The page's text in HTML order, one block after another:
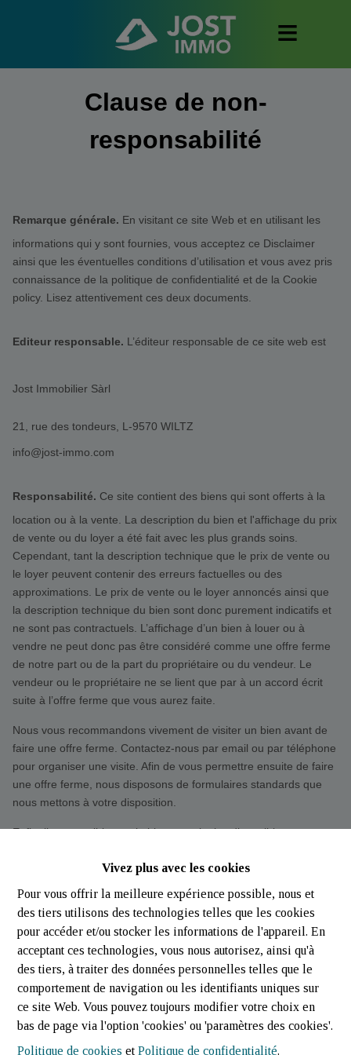
Vivez plus avec les cookies
Pour vous offrir la meilleure expérience possible, nous et
des tiers utilisons des technologies telles que les cookies
pour accéder et/ou stocker les informations de l'appareil. En
acceptant ces technologies, vous nous autorisez, ainsi qu'à
des tiers, à traiter des données personnelles telles que le
comportement de navigation ou les identifiants uniques sur
ce site Web. Vous pouvez toujours modifier votre choix en
bas de page via l'option 'cookies' ou 'paramètres des cookies'.
Politique de cookies etPolitique de confidentialité.
Clause de non-
responsabilité
Remarque générale. En visitant ce site Web et en utilisant les
informations qui y sont fournies, vous acceptez ce Disclaimer
ainsi que les éventuelles conditions d’utilisation et vous avez pris
connaissance de la politique de confidentialité et de la Cookie
policy. Lisez attentivement ces deux documents.
Editeur responsable. L’éditeur responsable de ce site web est
Jost Immobilier Sàrl
21, rue des tondeurs, L-9570 WILTZ
info@jost-immo.com
Responsabilité. Ce site contient des biens qui sont offerts à la
location ou à la vente. La description du bien et l'affichage du prix
de vente ou du loyer a été fait avec les plus grands soins.
Cependant, tant la description technique que le prix de vente ou
le loyer peuvent contenir des erreurs factuelles ou des
approximations. Le prix de vente ou le loyer annoncés ainsi que
la description technique du bien sont donc purement indicatifs et
ne sont pas contractuels. L’affichage d’un bien à louer ou à
vendre ne peut donc pas être considéré comme une offre ferme
de notre part ou de la part du propriétaire ou du vendeur. Le
vendeur ou le propriétaire ne se lient que par à un accord écrit
suite à l’offre ferme que vous aurez faite.
Nous vous recommandons vivement de visiter un bien avant de
faire une offre ferme. Contactez-nous par email ou par téléphone
pour organiser une visite. Afin de vous permettre ensuite de faire
une offre ferme, nous disposons de formulaires standards que
nous mettons à votre disposition.
Enfin, il est possible que le bien ne soit plus disponible au
Ce site peut également contenir des informations et des conseils
concernant l'acquisition ou la location d’un bien. Cette information
exprime l'opinion de son auteur. Le plus grand soin a été
consacré à cette information; néanmoins, des erreurs factuelles
ou des inexactitudes ne peuvent être exclues. Cette information
ne vous donne dès lors aucun droit contre nous ou contre les
propriétaires. En outre, nous rejetons toute responsabilité pour
toute décision que vous aurez basée (en partie) sur ces
informations.